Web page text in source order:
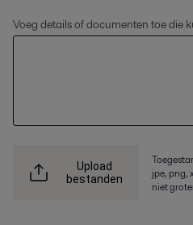
Voeg details of documenten toe die
Upload
bestanden
jpe, png,
niet